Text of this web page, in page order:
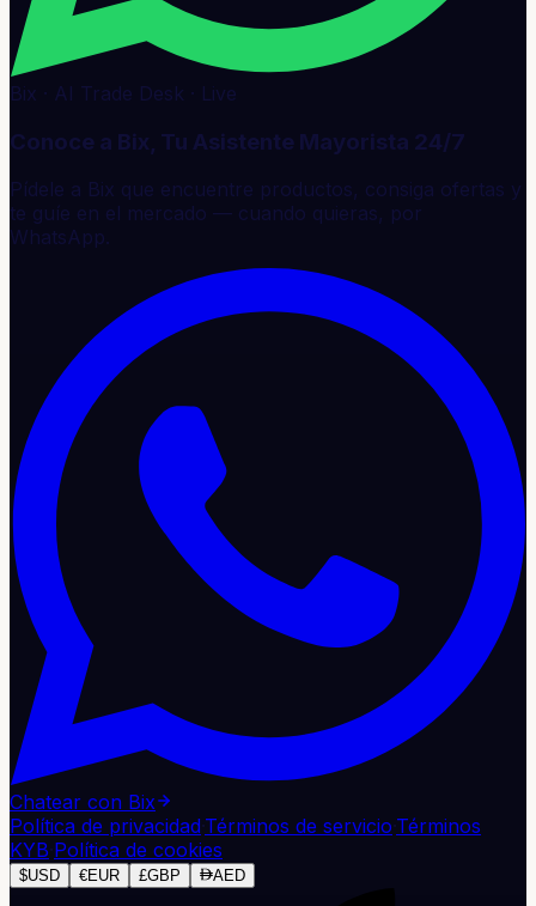
Bix · AI Trade Desk · Live
Conoce a Bix, Tu Asistente Mayorista 24/7
Pídele a Bix que encuentre productos, consiga ofertas y
te guíe en el mercado — cuando quieras, por
WhatsApp.
Chatear con Bix
Política de privacidad·Términos de servicio·Términos
KYB·Política de cookies
$USD €EUR £GBP AED